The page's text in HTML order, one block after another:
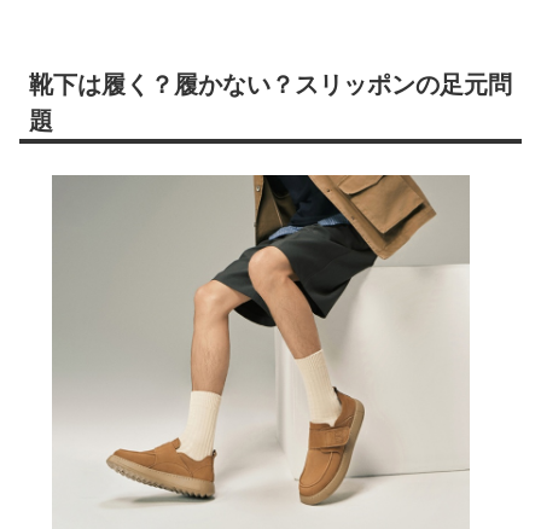
靴下は履く？履かない？スリッポンの足元問
題